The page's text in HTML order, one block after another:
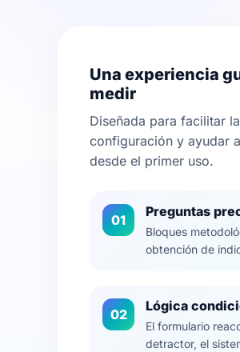
Una experiencia
medir
Diseñada para facilitar
configuración y ayudar
desde el primer uso.
01
Preguntas
Bloques
obtención de
02
Lógica
El formulario
detractor, el